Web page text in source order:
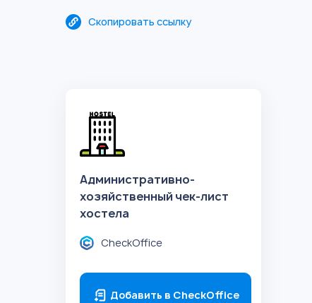
Скопировать ссылку
Административно-
хозяйственный чек-лист
хостела
CheckOffice
Добавить в CheckOffice